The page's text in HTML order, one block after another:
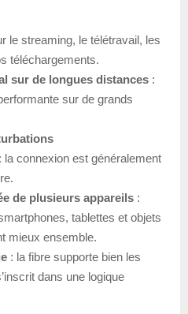
le streaming, le télétravail, les
téléchargements.
sur de longues distances :
sur de grands
: la connexion est généralement
de plusieurs appareils :
tablettes et objets
mieux ensemble.
: la fibre supporte bien les
dans une logique